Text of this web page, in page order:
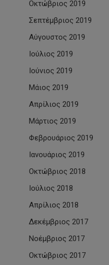
Οκτώβριος 2019
Σεπτέμβριος 2019
Αύγουστος 2019
Ιούλιος 2019
Ιούνιος 2019
Μάιος 2019
Απρίλιος 2019
Μάρτιος 2019
Φεβρουάριος 2019
Ιανουάριος 2019
Οκτώβριος 2018
Ιούλιος 2018
Απρίλιος 2018
Δεκέμβριος 2017
Νοέμβριος 2017
Οκτώβριος 2017